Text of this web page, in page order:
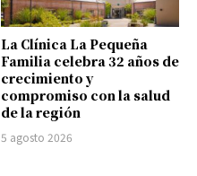
La Clínica La Pequeña
Familia celebra 32 años de
crecimiento y
compromiso con la salud
de la región
5 agosto 2026